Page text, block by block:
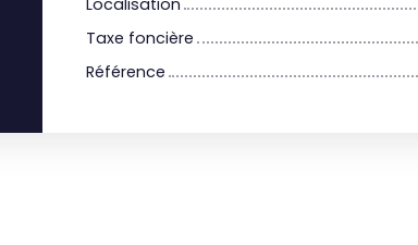
Localisation
Taxe foncière
Référence